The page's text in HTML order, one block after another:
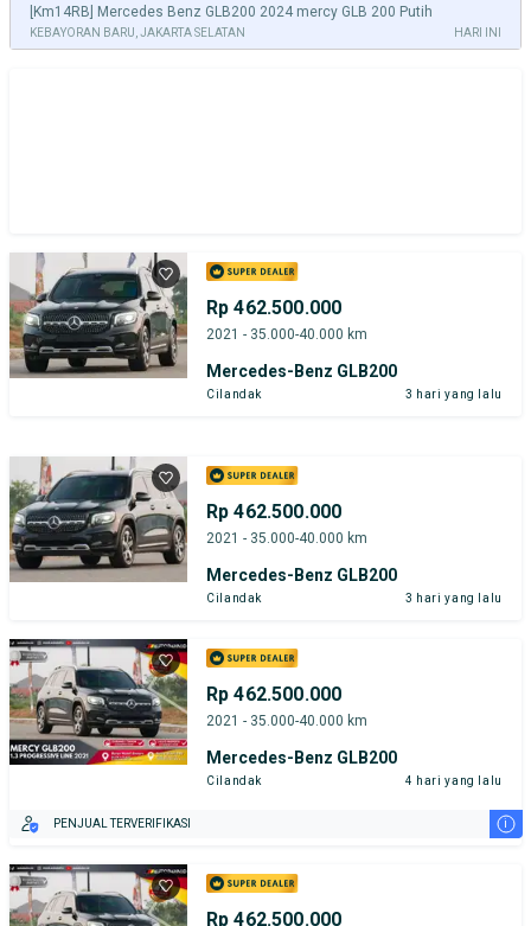
[Km14RB] Mercedes Benz GLB200 2024 mercy GLB 200 Putih
KEBAYORAN BARU, JAKARTA SELATAN HARI INI
Rp 462.500.000
2021 - 35.000-40.000 km
Mercedes-Benz GLB200
Cilandak 3 hari yang lalu
Rp 462.500.000
2021 - 35.000-40.000 km
Mercedes-Benz GLB200
Cilandak 3 hari yang lalu
Rp 462.500.000
2021 - 35.000-40.000 km
Mercedes-Benz GLB200
Cilandak 4 hari yang lalu
PENJUAL TERVERIFIKASI i
Rp 462.500.000